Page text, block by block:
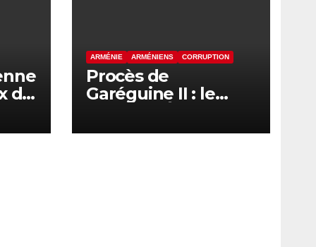
du
ARMÉNIE ARMÉNIENS CORRUPTION
Procès de
Garéguine II : le
apostolique